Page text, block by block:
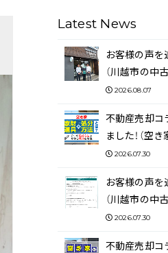
Latest News
お客様の声を
（川越市の中
2026.08.07
不動産売却コ
ました！（空き
2026.07.30
お客様の声を
（川越市の中
2026.07.30
不動産売却コ